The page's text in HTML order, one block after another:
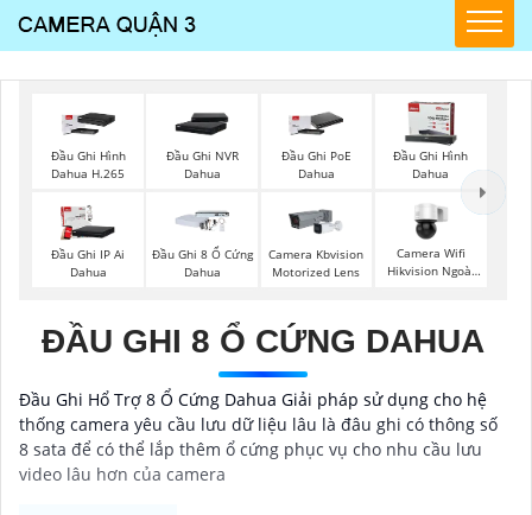
Đầu Ghi Hình
Dahua H.265
Đầu Ghi NVR
Dahua
Đầu Ghi PoE
Dahua
Đầu Ghi Hình
Dahua
Đầu Ghi IP Ai
Dahua
Đầu Ghi 8 Ổ Cứng
Dahua
Camera Kbvision
Motorized Lens
Camera Wifi
Hikvision Ngoài
ĐẦU GHI 8 Ổ CỨNG DAHUA
Đầu Ghi Hổ Trợ 8 Ổ Cứng Dahua Giải pháp sử dụng cho hệ
thống camera yêu cầu lưu dữ liệu lâu là đâu ghi có thông số
8 sata để có thể lắp thêm ổ cứng phục vụ cho nhu cầu lưu
video lâu hơn của camera